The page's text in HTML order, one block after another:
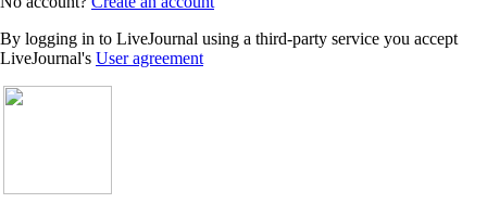
By logging in to LiveJournal using a third-party service you accept
LiveJournal's User agreement